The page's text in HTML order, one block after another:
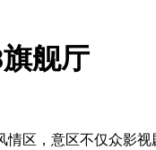
舰厅
情区，意区不仅众影